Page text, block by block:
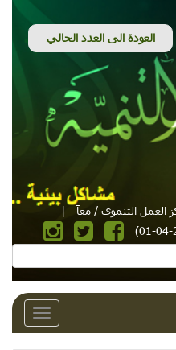
العمل التنموي / معاً
|
Toggle